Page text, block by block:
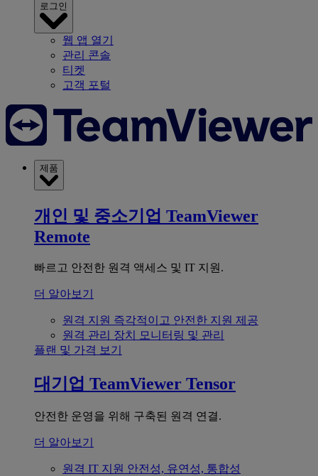
로그인
웹 앱 열기
관리 콘솔
티켓
고객 포털
제품
개인 및 중소기업 TeamViewer
Remote
빠르고 안전한 원격 액세스 및 IT 지원.
더 알아보기
원격 지원 즉각적이고 안전한 지원 제공
원격 관리 장치 모니터링 및 관리
플랜 및 가격 보기
대기업 TeamViewer Tensor
안전한 운영을 위해 구축된 원격 연결.
더 알아보기
원격 IT 지원 안전성, 유연성, 통합성